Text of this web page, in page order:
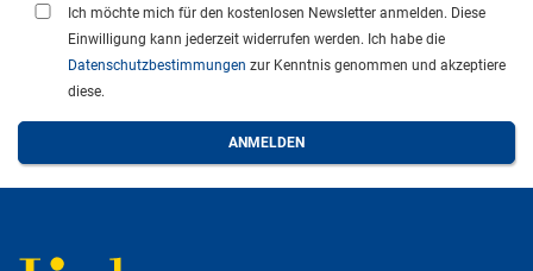
Ich möchte mich für den kostenlosen Newsletter anmelden. Diese
Einwilligung kann jederzeit widerrufen werden. Ich habe die
Datenschutzbestimmungen zur Kenntnis genommen und akzeptiere
diese.